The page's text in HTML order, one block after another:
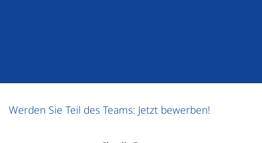
Werden Sie Teil des Teams: Jetzt bewerben!